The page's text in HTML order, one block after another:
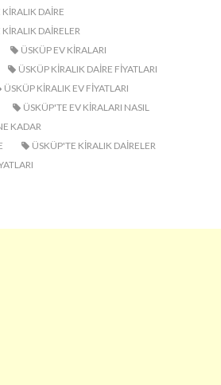
DAIRE
DAIRELER
ÜSKÜP EV KIRALARI
ÜSKÜP KIRALIK DAIRE FIYATLARI
ÜSKÜP KIRALIK EV FIYATLARI
ÜSKÜP'TE EV KIRALARI NASIL
KADAR
ÜSKÜP'TE KIRALIK DAIRELER